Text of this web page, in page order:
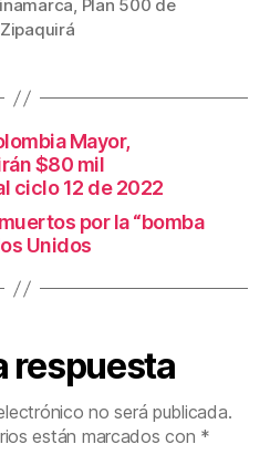
ar
, Plan 500 de
Zipaquirá
Mayor,
$80 mil
ciclo 12 de 2022
por la “bomba
Unidos
respuesta
no será publicada.
están marcados con *